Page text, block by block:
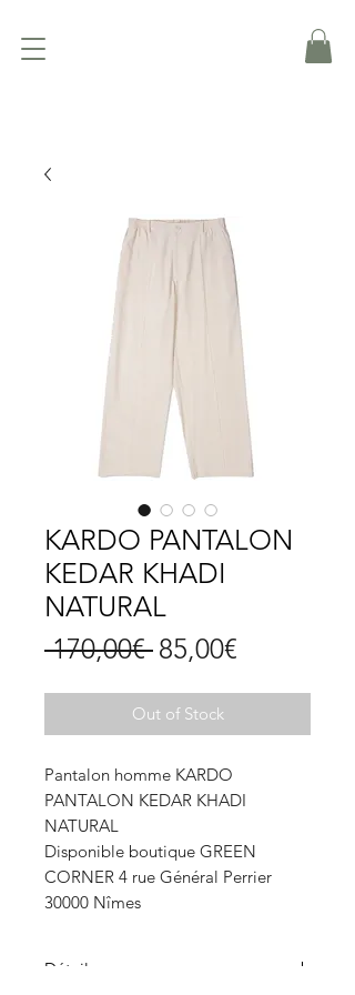
KARDO PANTALON
KEDAR KHADI
NATURAL
170,00€ Regular
85,00€
Out of Stock
Pantalon homme KARDO
PANTALON KEDAR KHADI
NATURAL
Disponible boutique GREEN
CORNER 4 rue Général Perrier
30000 Nîmes
Détails